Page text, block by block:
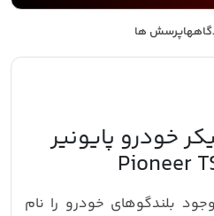
پرسش ها
خودرو پایونیر
بلندگوهای خودرو را نام